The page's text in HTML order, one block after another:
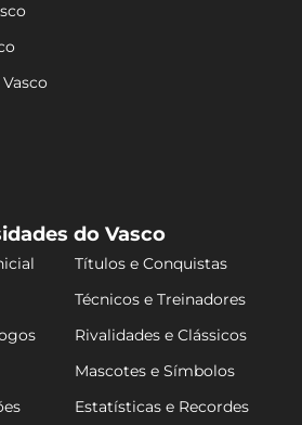
do Vasco
Títulos e Conquistas
Técnicos e Treinadores
Rivalidades e Clássicos
Mascotes e Símbolos
Estatísticas e Recordes